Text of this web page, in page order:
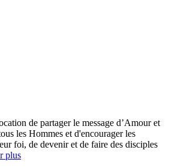
de partager le message d’Amour et
les Hommes et d'encourager les
foi, de devenir et de faire des disciples
plus